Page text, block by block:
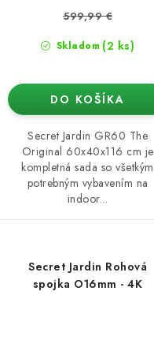
Skladom (2 ks)
599,99 €
DO KOŠÍKA
Secret Jardin GR60 The
Original 60x40x116 cm je
kompletná sada so všetkým
potrebným vybavením na
indoor...
Secret Jardin Rohová
spojka O16mm - 4K